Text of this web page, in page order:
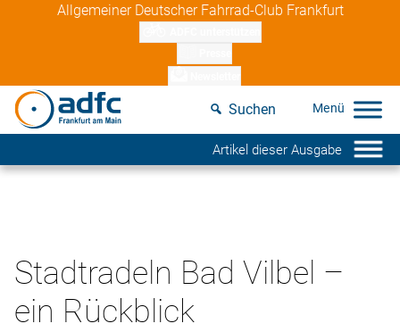
Allgemeiner Deutscher Fahrrad-Club Frankfurt
Suchen
Artikel dieser Ausgabe
Stadtradeln Bad Vilbel –
ein Rückblick